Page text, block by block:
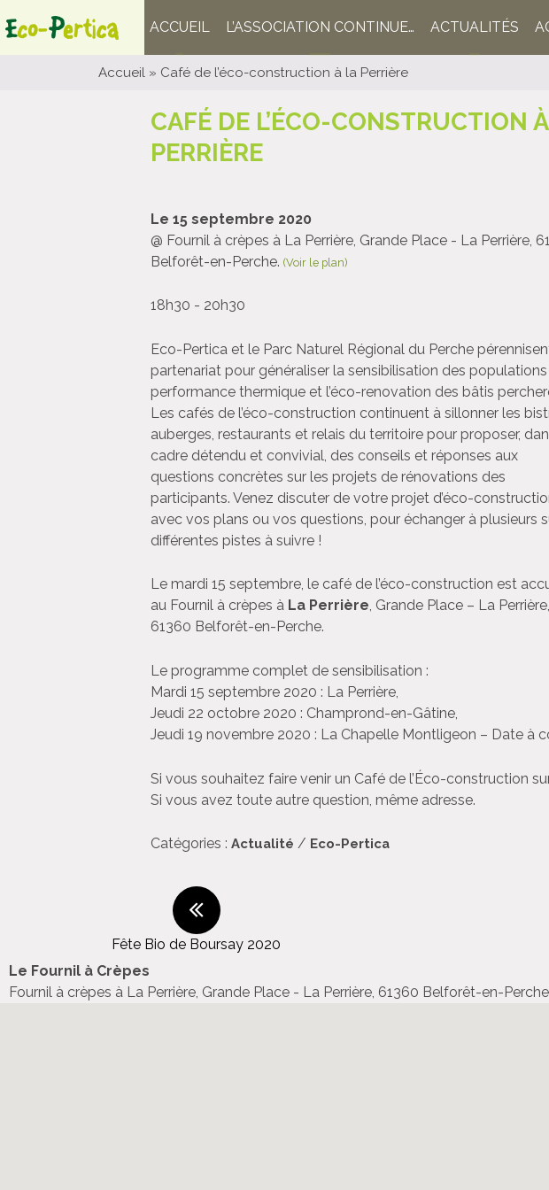
ACCUEIL L’ASSOCIATION CONTINUE… ACTUALITÉS
Accueil » Café de l’éco-construction à la Perrière
CAFÉ DE L’ÉCO-CONSTRUCTION
PERRIÈRE
Le 15 septembre 2020
@ Fournil à crèpes à La Perrière, Grande Place - La Perrière,
Belforêt-en-Perche. (Voir le plan)
18h30 - 20h30
Eco-Pertica et le Parc Naturel Régional du Perche
partenariat pour généraliser la sensibilisation des populations
performance thermique et l’éco-renovation des bâtis
Les cafés de l’éco-construction continuent à sillonner les
auberges, restaurants et relais du territoire pour proposer,
cadre détendu et convivial, des conseils et réponses aux
questions concrètes sur les projets de rénovations des
participants. Venez discuter de votre projet d’éco-
avec vos plans ou vos questions, pour échanger à plusieurs
différentes pistes à suivre !
Le mardi 15 septembre, le café de l’éco-construction est
au Fournil à crèpes à La Perrière, Grande Place – La Perrière,
61360 Belforêt-en-Perche.
Le programme complet de sensibilisation :
Mardi 15 septembre 2020 : La Perrière,
Jeudi 22 octobre 2020 : Champrond-en-Gâtine,
Jeudi 19 novembre 2020 : La Chapelle Montligeon – Date à
Si vous souhaitez faire venir un Café de l’Éco-construction
Si vous avez toute autre question, même adresse.
Catégories : Actualité / Eco-Pertica
Fête Bio de Boursay 2020
Le Fournil à Crèpes
Fournil à crèpes à La Perrière, Grande Place - La Perrière, 61360 Belforêt-en-